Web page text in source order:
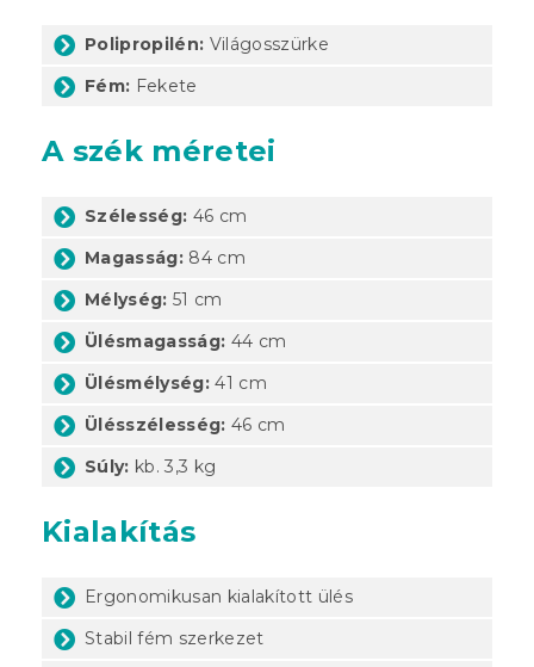
Polipropilén: Világosszürke
Fém: Fekete
A szék méretei
Szélesség: 46 cm
Magasság: 84 cm
Mélység: 51 cm
Ülésmagasság: 44 cm
Ülésmélység: 41 cm
Ülésszélesség: 46 cm
Súly: kb. 3,3 kg
Kialakítás
Ergonomikusan kialakított ülés
Stabil fém szerkezet